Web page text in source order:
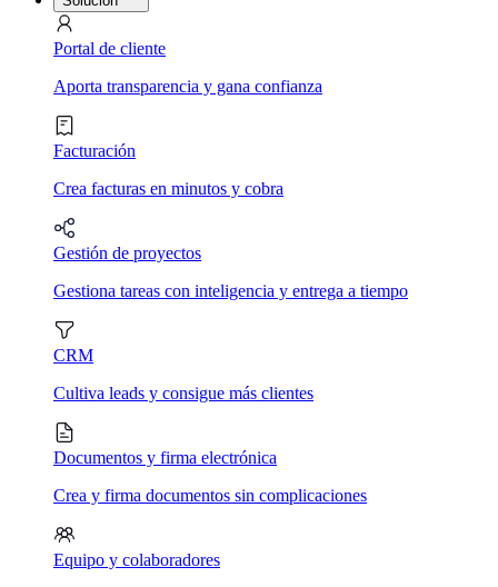
Portal de cliente
Aporta transparencia y gana confianza
Facturación
Crea facturas en minutos y cobra
Gestión de proyectos
Gestiona tareas con inteligencia y entrega a tiempo
CRM
Cultiva leads y consigue más clientes
Documentos y firma electrónica
Crea y firma documentos sin complicaciones
Equipo y colaboradores